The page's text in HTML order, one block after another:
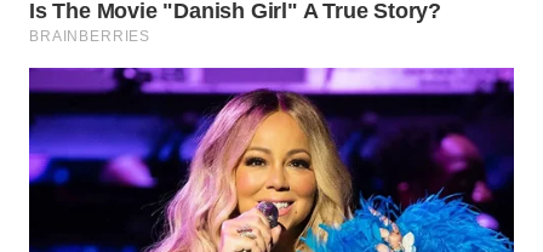
WN
WN
CIREBON